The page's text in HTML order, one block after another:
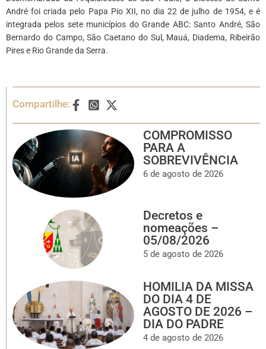
André foi criada pelo Papa Pio XII, no dia 22 de julho de 1954, e é
integrada pelos sete municípios do Grande ABC: Santo André, São
Bernardo do Campo, São Caetano do Sul, Mauá, Diadema, Ribeirão
Pires e Rio Grande da Serra.
Compartilhe:
COMPROMISSO
PARA A
SOBREVIVÊNCIA
6 de agosto de 2026
Decretos e
nomeações –
05/08/2026
5 de agosto de 2026
HOMILIA DA MISSA
DO DIA 4 DE
AGOSTO DE 2026 –
DIA DO PADRE
4 de agosto de 2026